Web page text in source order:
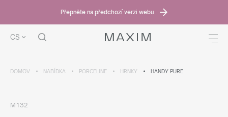
Přepněte na předchozí verzi webu
CS
DOMOV NABÍDKA PORCELINE HRNKY HANDY PURE
M132